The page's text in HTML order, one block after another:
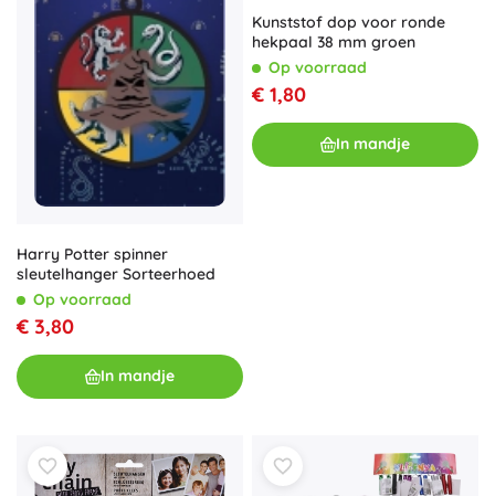
Harry Potter spinner
sleutelhanger Sorteerhoed
Op voorraad
€ 3,80
In mandje
Kunststof dop voor ronde
hekpaal 38 mm groen
Op voorraad
€ 1,80
In mandje